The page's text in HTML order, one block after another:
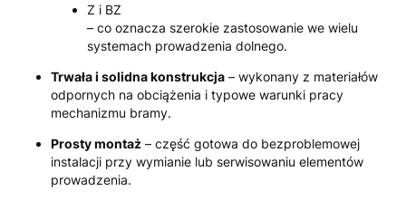
Z i BZ
– co oznacza szerokie zastosowanie we wielu
systemach prowadzenia dolnego.
Trwała i solidna konstrukcja – wykonany z materiałów
odpornych na obciążenia i typowe warunki pracy
mechanizmu bramy.
Prosty montaż – część gotowa do bezproblemowej
instalacji przy wymianie lub serwisowaniu elementów
prowadzenia.